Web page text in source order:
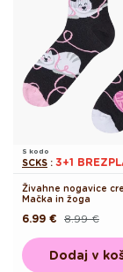
S kodo
SCKS : 3+1
Živahne nogavice
Mačka in žoga
Redna 8.99 €
Akcijska
6.99 €
Dodaj v